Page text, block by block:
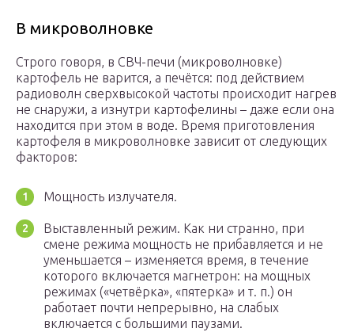
В микроволновке
Строго говоря, в СВЧ-печи (микроволновке)
картофель не варится, а печётся: под действием
радиоволн сверхвысокой частоты происходит нагрев
не снаружи, а изнутри картофелины – даже если она
находится при этом в воде. Время приготовления
картофеля в микроволновке зависит от следующих
факторов:
Мощность излучателя.
Выставленный режим. Как ни странно, при
смене режима мощность не прибавляется и не
уменьшается – изменяется время, в течение
которого включается магнетрон: на мощных
режимах («четвёрка», «пятерка» и т. п.) он
работает почти непрерывно, на слабых
включается с большими паузами.